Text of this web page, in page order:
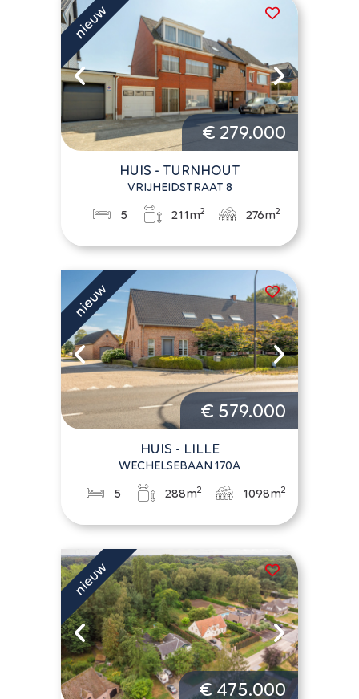
€ 279.000
HUIS - TURNHOUT
VRIJHEIDSTRAAT 8
5 211m2 276m2
€ 579.000
HUIS - LILLE
WECHELSEBAAN 170A
5 288m2 1098m2
€ 475.000